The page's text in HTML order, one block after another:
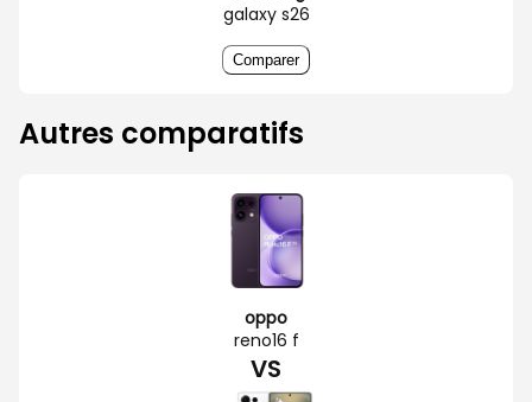
galaxy s26
Comparer
Autres comparatifs
oppo
reno16 f
VS